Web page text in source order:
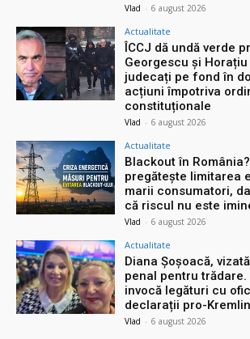
Vlad - 6 august 2026
Actualitate
ÎCCJ dă undă verde
Georgescu și
judecați pe fond în
acțiuni împotriva
constituționale
Vlad - 6 august 2026
Actualitate
Blackout în
pregătește limitarea
marii consumatori,
că riscul nu este
Vlad - 6 august 2026
Actualitate
Diana Șoșoacă,
penal pentru trădare.
invocă legături cu
declarații pro-Kremlin
Vlad - 6 august 2026